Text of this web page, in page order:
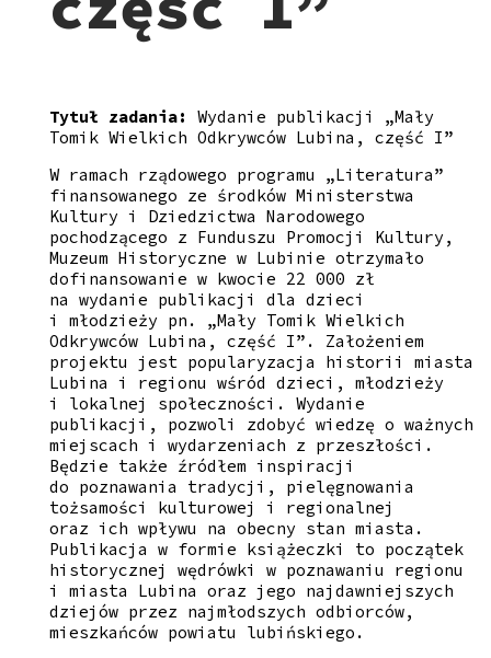
Tytuł zadania:
Wydanie publikacji „Mały
Tomik Wielkich Odkrywców Lubina, część I”
W ramach rządowego programu „Literatura”
finansowanego ze środków Ministerstwa
Kultury i Dziedzictwa Narodowego
pochodzącego z Funduszu Promocji Kultury,
Muzeum Historyczne w Lubinie otrzymało
dofinansowanie w kwocie 22 000 zł
na wydanie publikacji dla dzieci
i młodzieży pn. „Mały Tomik Wielkich
Odkrywców Lubina, część I”. Założeniem
projektu jest popularyzacja historii miasta
Lubina i regionu wśród dzieci, młodzieży
i lokalnej społeczności. Wydanie
publikacji, pozwoli zdobyć wiedzę o ważnych
miejscach i wydarzeniach z przeszłości.
Będzie także źródłem inspiracji
do poznawania tradycji, pielęgnowania
tożsamości kulturowej i regionalnej
oraz ich wpływu na obecny stan miasta.
Publikacja w formie książeczki to początek
historycznej wędrówki w poznawaniu regionu
i miasta Lubina oraz jego najdawniejszych
dziejów przez najmłodszych odbiorców,
mieszkańców powiatu lubińskiego.